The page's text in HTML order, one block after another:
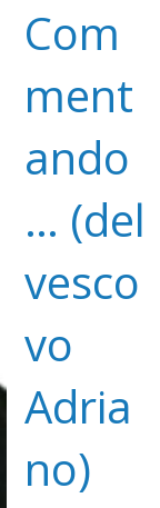
Com
ment
ando
… (del
vesco
vo
Adria
no)